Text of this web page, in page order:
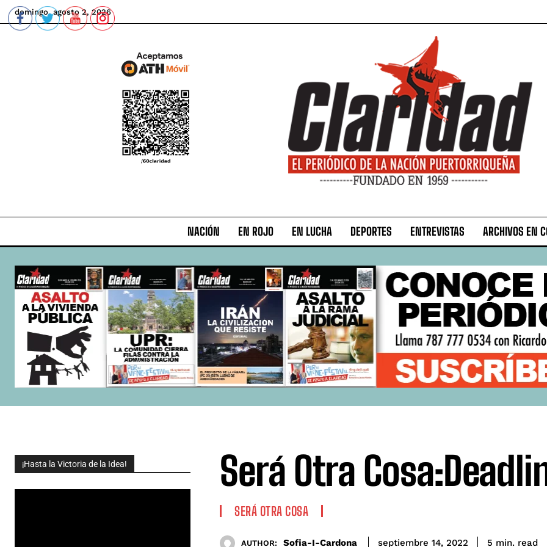
domingo, agosto 2, 2026
NACIÓN EN ROJO EN LUCHA DEPORTES ENTREVISTAS ARCHIVOS EN
¡Hasta la Victoria de la Idea! Será Otra
SERÁ OTRA COSA
AUTHOR: Sofia-I-Cardona septiembre 14, 2022 5 min. read